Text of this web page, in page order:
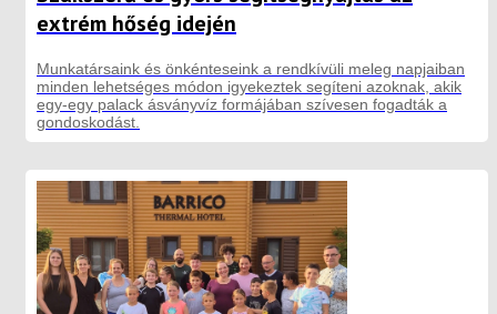
extrém hőség idején
Munkatársaink és önkénteseink a rendkívüli meleg napjaiban
minden lehetséges módon igyekeztek segíteni azoknak, akik
egy-egy palack ásványvíz formájában szívesen fogadták a
gondoskodást.